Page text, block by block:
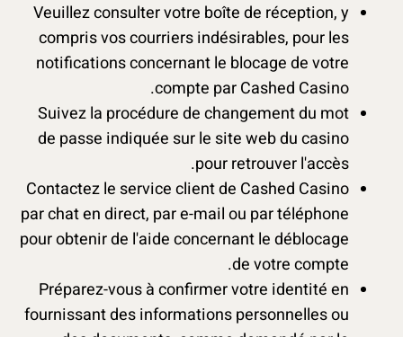
Veuillez consulter votre boîte de réception, y
compris vos courriers indésirables, pour les
notifications concernant le blocage de votre
compte par Cashed Casino.
Suivez la procédure de changement du mot
de passe indiquée sur le site web du casino
pour retrouver l'accès.
Contactez le service client de Cashed Casino
par chat en direct, par e-mail ou par téléphone
pour obtenir de l'aide concernant le déblocage
de votre compte.
Préparez-vous à confirmer votre identité en
fournissant des informations personnelles ou